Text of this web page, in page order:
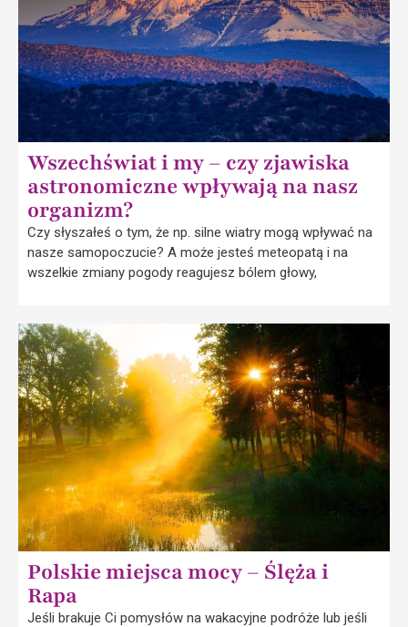
Wszechświat i my – czy zjawiska
astronomiczne wpływają na nasz
organizm?
Czy słyszałeś o tym, że np. silne wiatry mogą wpływać na
nasze samopoczucie? A może jesteś meteopatą i na
wszelkie zmiany pogody reagujesz bólem głowy,
Polskie miejsca mocy – Ślęża i
Rapa
Jeśli brakuje Ci pomysłów na wakacyjne podróże lub jeśli